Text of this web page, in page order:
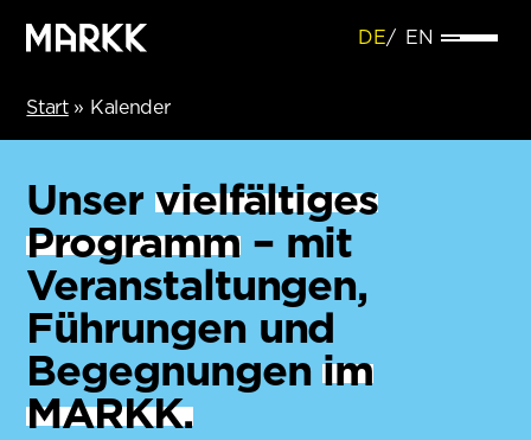
DE EN
Start» Kalender
Unser vielfältiges
Programm– mit
Veranstaltungen,
Führungen und
Begegnungenim
MARKK.